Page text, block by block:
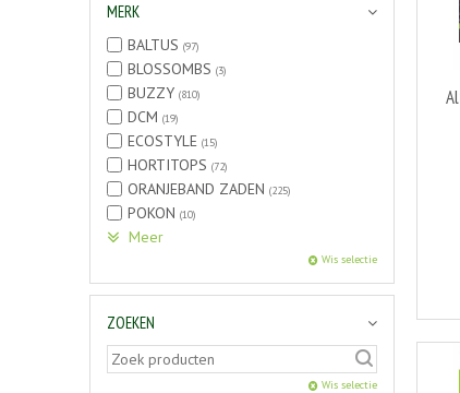
MERK
BALTUS (97)
BLOSSOMBS (3)
BUZZY (810)
DCM (19)
ECOSTYLE (15)
HORTITOPS (72)
ORANJEBAND ZADEN (225)
POKON (10)
Meer
Wis selectie
ZOEKEN
Wis selectie